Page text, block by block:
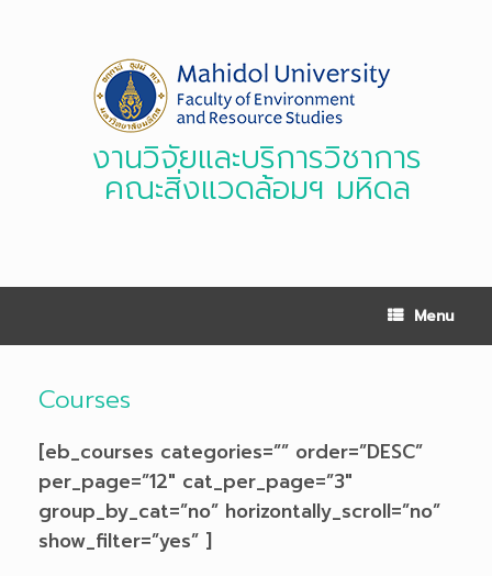
งานวิจัยและบริการวิชาการ
คณะสิ่งแวดล้อมฯ มหิดล
Menu
Courses
[eb_courses categories=”” order=”DESC”
per_page=”12″ cat_per_page=”3″
group_by_cat=”no” horizontally_scroll=”no”
show_filter=”yes” ]